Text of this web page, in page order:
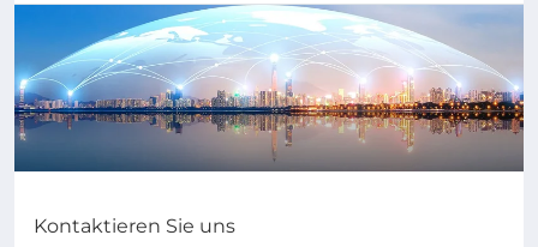
Kontaktieren Sie uns